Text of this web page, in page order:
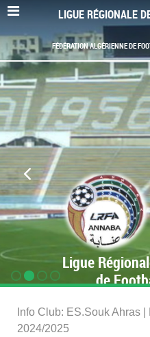
LIGUE RÉGIONALE
Ligue
de
Info Club: ES.Souk Ahras
2024/2025